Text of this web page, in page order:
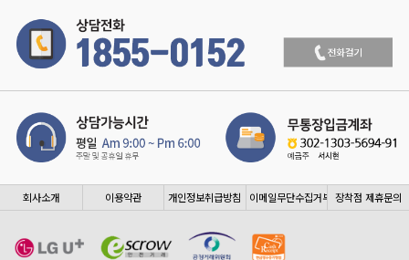
회사소개 이용약관 개인정보취급방침 이메일무단수집거부 장착점 제휴문의